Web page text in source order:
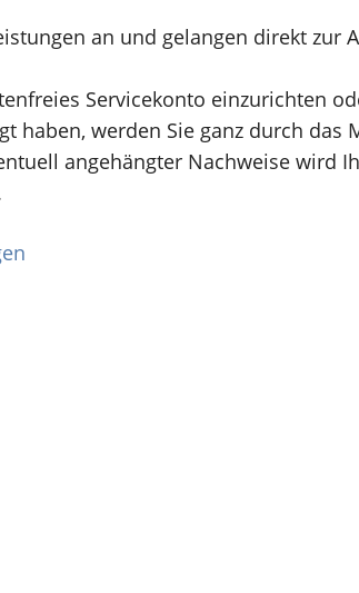
an und gelangen direkt zur
Servicekonto einzurichten
haben, werden Sie ganz durch
angehängter Nachweise wird